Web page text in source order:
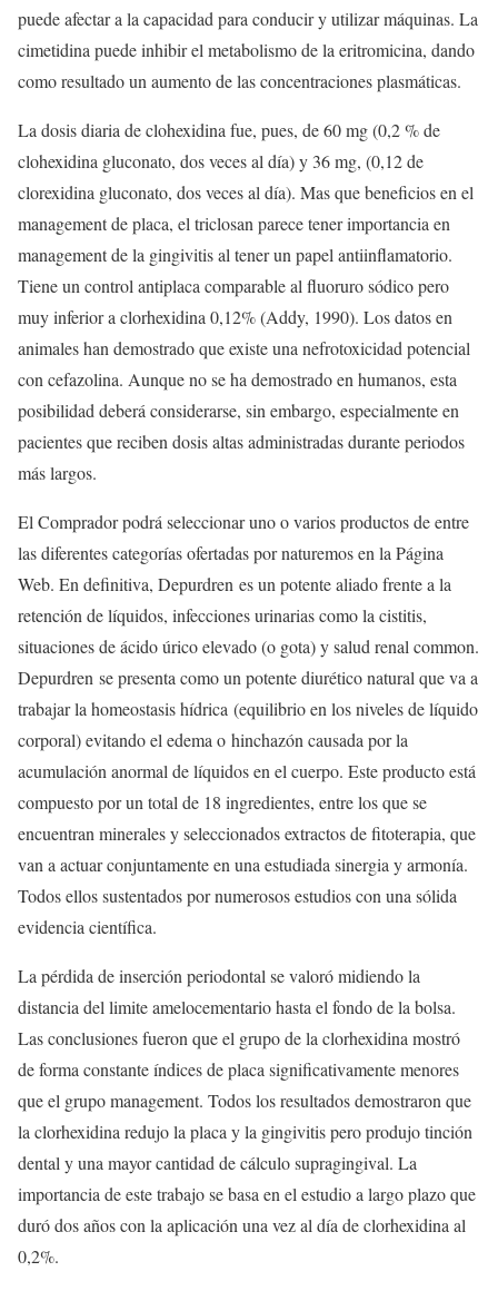
puede afectar a la capacidad para conducir y utilizar máquinas. La
cimetidina puede inhibir el metabolismo de la eritromicina, dando
como resultado un aumento de las concentraciones plasmáticas.
La dosis diaria de clohexidina fue, pues, de 60 mg (0,2 % de
clohexidina gluconato, dos veces al día) y 36 mg, (0,12 de
clorexidina gluconato, dos veces al día). Mas que beneficios en el
management de placa, el triclosan parece tener importancia en
management de la gingivitis al tener un papel antiinflamatorio.
Tiene un control antiplaca comparable al fluoruro sódico pero
muy inferior a clorhexidina 0,12% (Addy, 1990). Los datos en
animales han demostrado que existe una nefrotoxicidad potencial
con cefazolina. Aunque no se ha demostrado en humanos, esta
posibilidad deberá considerarse, sin embargo, especialmente en
pacientes que reciben dosis altas administradas durante periodos
más largos.
El Comprador podrá seleccionar uno o varios productos de entre
las diferentes categorías ofertadas por naturemos en la Página
Web. En definitiva, Depurdren es un potente aliado frente a la
retención de líquidos, infecciones urinarias como la cistitis,
situaciones de ácido úrico elevado (o gota) y salud renal common.
Depurdren se presenta como un potente diurético natural que va a
trabajar la homeostasis hídrica (equilibrio en los niveles de líquido
corporal) evitando el edema o hinchazón causada por la
acumulación anormal de líquidos en el cuerpo. Este producto está
compuesto por un total de 18 ingredientes, entre los que se
encuentran minerales y seleccionados extractos de fitoterapia, que
van a actuar conjuntamente en una estudiada sinergia y armonía.
Todos ellos sustentados por numerosos estudios con una sólida
evidencia científica.
La pérdida de inserción periodontal se valoró midiendo la
distancia del limite amelocementario hasta el fondo de la bolsa.
Las conclusiones fueron que el grupo de la clorhexidina mostró
de forma constante índices de placa significativamente menores
que el grupo management. Todos los resultados demostraron que
la clorhexidina redujo la placa y la gingivitis pero produjo tinción
dental y una mayor cantidad de cálculo supragingival. La
importancia de este trabajo se basa en el estudio a largo plazo que
duró dos años con la aplicación una vez al día de clorhexidina al
0,2%.